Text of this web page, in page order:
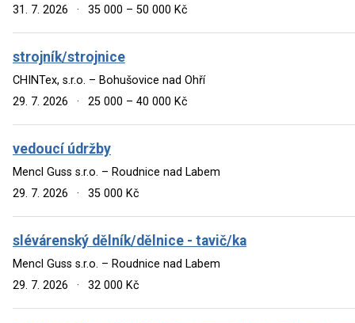
31. 7. 2026
· 35 000 – 50 000 Kč
strojník/strojnice
CHINTex, s.r.o. – Bohušovice nad Ohří
29. 7. 2026
· 25 000 – 40 000 Kč
vedoucí údržby
Mencl Guss s.r.o. – Roudnice nad Labem
29. 7. 2026
· 35 000 Kč
slévárenský dělník/dělnice - tavič/ka
Mencl Guss s.r.o. – Roudnice nad Labem
29. 7. 2026
· 32 000 Kč